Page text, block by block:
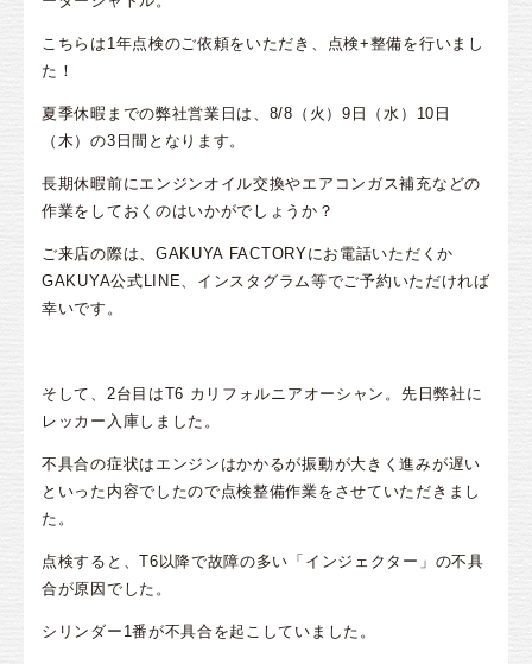
こちらは1年点検のご依頼をいただき、点検+整備を行いまし
た！
夏季休暇までの弊社営業日は、8/8（火）9日（水）10日
（木）の3日間となります。
長期休暇前にエンジンオイル交換やエアコンガス補充などの
作業をしておくのはいかがでしょうか？
ご来店の際は、GAKUYA FACTORYにお電話いただくか
GAKUYA公式LINE、インスタグラム等でご予約いただければ
幸いです。
そして、2台目はT6 カリフォルニアオーシャン。先日弊社に
レッカー入庫しました。
不具合の症状はエンジンはかかるが振動が大きく進みが遅い
といった内容でしたので点検整備作業をさせていただきまし
た。
点検すると、T6以降で故障の多い「インジェクター」の不具
合が原因でした。
シリンダー1番が不具合を起こしていました。